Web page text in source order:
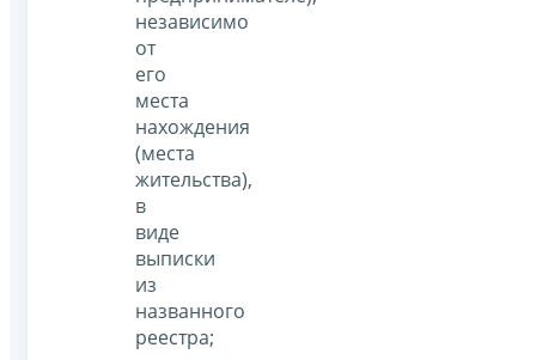
независимо
от
его
места
нахождения
(места
жительства),
в
виде
выписки
из
названного
реестра;